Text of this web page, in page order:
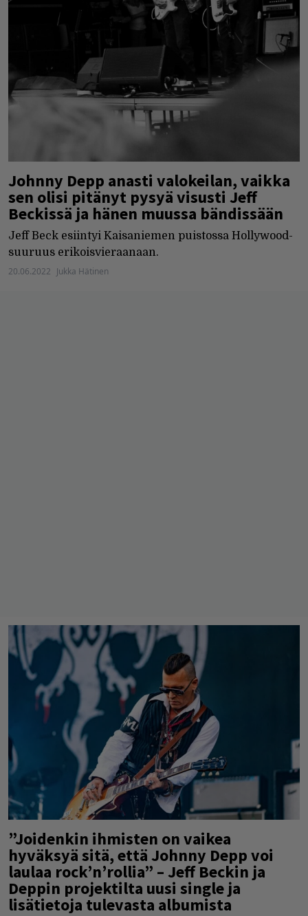
Johnny Depp anasti valokeilan, vaikka
sen olisi pitänyt pysyä visusti Jeff
Beckissä ja hänen muussa bändissään
Jeff Beck esiintyi Kaisaniemen puistossa Hollywood-
suuruus erikoisvieraanaan.
20.06.2022 Jukka Hätinen
”Joidenkin ihmisten on vaikea
hyväksyä sitä, että Johnny Depp voi
laulaa rock’n’rollia” – Jeff Beckin ja
Deppin projektilta uusi single ja
lisätietoja tulevasta albumista